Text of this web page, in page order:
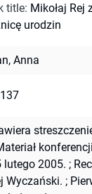
title: Mikołaj Rej
urodzin
Anna
lutego 2005. ;
Wyczański. ;